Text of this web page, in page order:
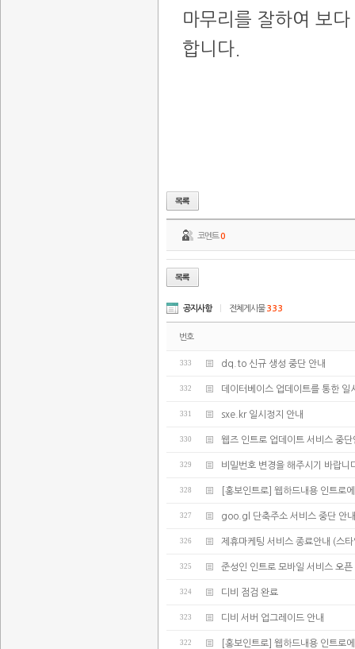
마무리를 잘하여 보
합니다.
코멘트0
공지사항 전체게시물333
번호
333 dq.to 신규 생성 중단 안내
332 데이터베이스 업데이트를 통한 일
331 sxe.kr 일시정지 안내
330 웹즈 인트로 업데이트 서비스 중단
329 비밀번호 변경을 해주시기 바랍니
328 [홍보인트로] 웹하드내용 인트로
327 goo.gl 단축주소 서비스 중단 안내
326 제휴마케팅 서비스 종료안내 (스
325 준성인 인트로 모바일 서비스 오픈
324 디비 점검 완료
323 디비 서버 업그레이드 안내
322 [홍보인트로] 웹하드내용 인트로